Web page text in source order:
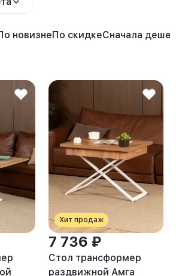
новизнеПо скидкеСначала
Хит продаж
7 736 ₽
Стол трансформер
раздвижной Амга